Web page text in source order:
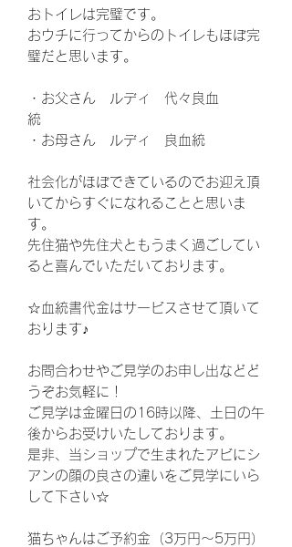
おトイレは完璧です。
おウチに行ってからのトイレもほぼ完
璧だと思います。
・お父さん ルディ 代々良血
統
・お母さん ルディ 良血統
社会化がほぼできているのでお迎え頂
いてからすぐになれることと思いま
す。
先住猫や先住犬ともうまく過ごしてい
ると喜んでいただいております。
☆血統書代金はサービスさせて頂いて
おります♪
お問合わせやご見学のお申し出などど
うぞお気軽に！
ご見学は金曜日の16時以降、土日の午
後からお受けいたしております。
是非、当ショップで生まれたアビにシ
アンの顔の良さの違いをご見学にいら
して下さい☆
猫ちゃんはご予約金（3万円〜5万円）